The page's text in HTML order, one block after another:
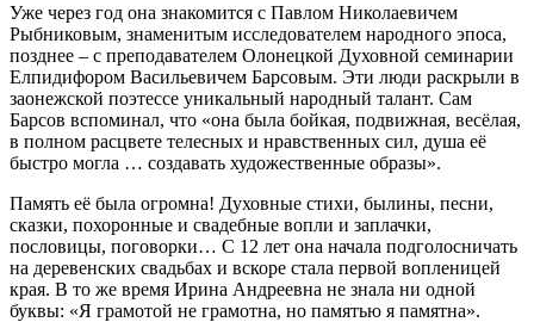
Уже через год она знакомится с Павлом Николаевичем
Рыбниковым, знаменитым исследователем народного эпоса,
позднее – с преподавателем Олонецкой Духовной семинарии
Елпидифором Васильевичем Барсовым. Эти люди раскрыли в
заонежской поэтессе уникальный народный талант. Сам
Барсов вспоминал, что «она была бойкая, подвижная, весёлая,
в полном расцвете телесных и нравственных сил, душа её
быстро могла … создавать художественные образы».
Память её была огромна! Духовные стихи, былины, песни,
сказки, похоронные и свадебные вопли и заплачки,
пословицы, поговорки… С 12 лет она начала подголосничать
на деревенских свадьбах и вскоре стала первой вопленицей
края. В то же время Ирина Андреевна не знала ни одной
буквы: «Я грамотой не грамотна, но памятью я памятна».